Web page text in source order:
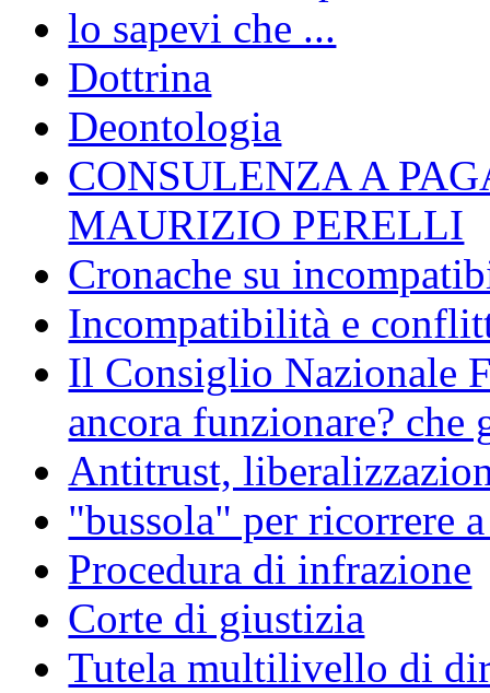
lo sapevi che ...
Dottrina
Deontologia
CONSULENZA A
MAURIZIO PERELLI
Cronache su
Incompatibilità e
Il Consiglio Nazionale
ancora funzionare? che
Antitrust,
"bussola" per ricorrere
Procedura di infrazione
Corte di giustizia
Tutela multilivello di